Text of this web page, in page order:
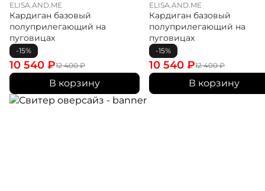
ELISA.AND.ME
Кардиган базовый
полуприлегающий на
пуговицах
-15%
12 400₽
10 540 ₽
В корзину
ELISA.AND.ME
Кардиган базовый
полуприлегающий на
пуговицах
-15%
12 400₽
10 540 ₽
В корзину